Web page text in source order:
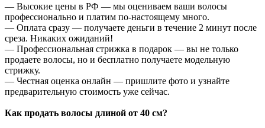
— Высокие цены в РФ — мы оцениваем ваши волосы
профессионально и платим по-настоящему много.
— Оплата сразу — получаете деньги в течение 2 минут после
среза. Никаких ожиданий!
— Профессиональная стрижка в подарок — вы не только
продаете волосы, но и бесплатно получаете модельную
стрижку.
— Честная оценка онлайн — пришлите фото и узнайте
предварительную стоимость уже сейчас.
Как продать волосы длиной от 40 см?